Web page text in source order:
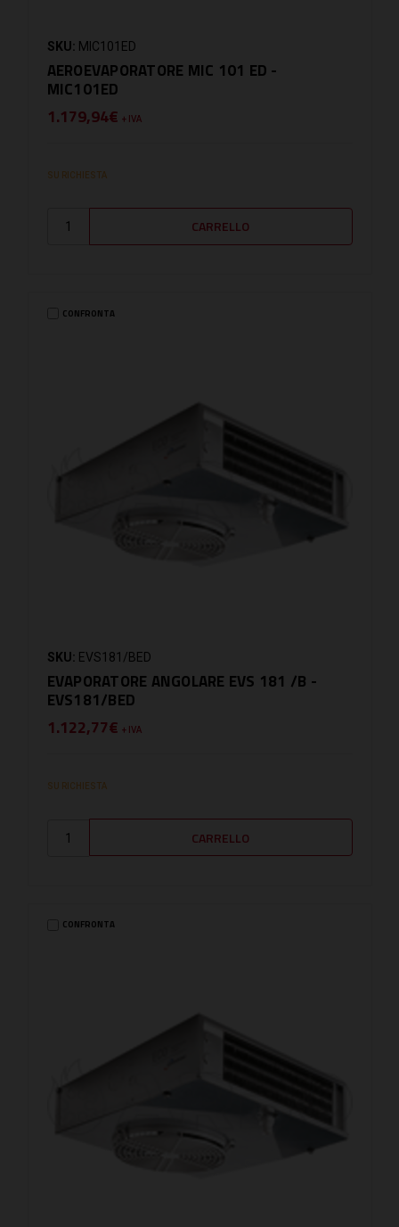
SKU: MIC101ED
AEROEVAPORATORE MIC 101 ED -
MIC101ED
1.179,94€ + IVA
SU RICHIESTA
CONFRONTA
SKU: EVS181/BED
EVAPORATORE ANGOLARE EVS 181 /B -
EVS181/BED
1.122,77€ + IVA
SU RICHIESTA
CONFRONTA